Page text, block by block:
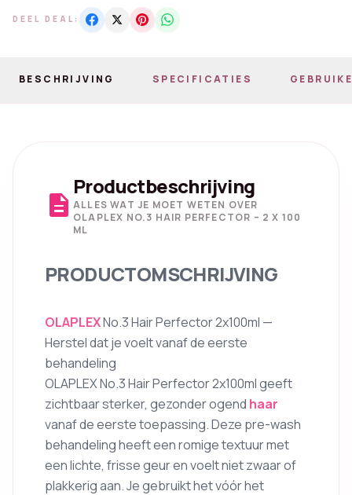
DEEL DEAL:
BESCHRIJVING SPECIFICATIES
description
Productbeschrijving
ALLES WAT JE MOET WETEN OVER
OLAPLEX NO.3 HAIR PERFECTOR – 2 X 100
ML
PRODUCTOMSCHRIJVING
OLAPLEXNo.3 Hair Perfector 2x100ml —
Herstel dat je voelt vanaf de eerste
behandeling
OLAPLEX No.3 Hair Perfector 2x100ml geeft
zichtbaar sterker, gezonder ogend haar
vanaf de eerste toepassing. Deze pre-wash
behandeling heeft een romige textuur met
een lichte, frisse geur en voelt niet zwaar of
plakkerig aan. Je gebruikt het vóór het